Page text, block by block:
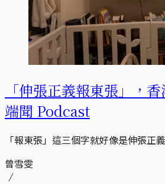
「伸張正義報東張」，
端聞 Podcast
「報東張」這三個字就好像是伸張正
曾雪雯